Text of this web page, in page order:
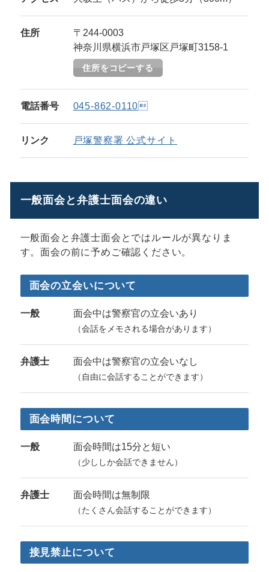
住所
〒244-0003
神奈川県横浜市戸塚区戸塚町3158-1
住所をコピーする
電話番号 045-862-0110
リンク 戸塚警察署 公式サイト
一般面会と弁護士面会の違い
一般面会と弁護士面会とではルールが異なりま
す。面会の前に予めご確認ください。
面会の立会いについて
一般 面会中は警察官の立会いあり
（会話をメモされる場合があります）
弁護士 面会中は警察官の立会いなし
（自由に会話することができます）
面会時間について
一般 面会時間は15分と短い
（少ししか会話できません）
弁護士 面会時間は無制限
（たくさん会話することができます）
接見禁止について